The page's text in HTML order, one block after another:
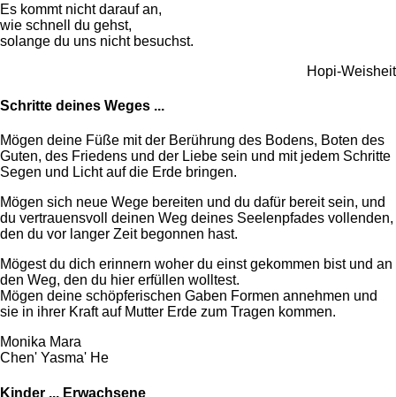
Es kommt nicht darauf an,
wie schnell du gehst,
solange du uns nicht besuchst.
Hopi-Weisheit
Schritte deines Weges ...
Mögen deine Füße mit der Berührung des Bodens, Boten des
Guten, des Friedens und der Liebe sein und mit jedem Schritte
Segen und Licht auf die Erde bringen.
Mögen sich neue Wege bereiten und du dafür bereit sein, und
du vertrauensvoll deinen Weg deines Seelenpfades vollenden,
den du vor langer Zeit begonnen hast.
Mögest du dich erinnern woher du einst gekommen bist und an
den Weg, den du hier erfüllen wolltest.
Mögen deine schöpferischen Gaben Formen annehmen und
sie in ihrer Kraft auf Mutter Erde zum Tragen kommen.
Monika Mara
Chen' Yasma' He
Kinder ... Erwachsene